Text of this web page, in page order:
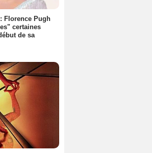
Florence Pugh
certaines
de sa